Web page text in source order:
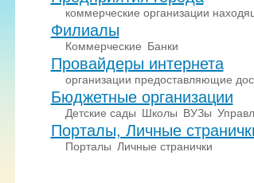
коммерческие организации
Филиалы
Коммерческие Банки
Провайдеры интернета
организации предоставляющие
Бюджетные организации
Детские сады Школы ВУЗы
Порталы, Личные
Порталы Личные странички